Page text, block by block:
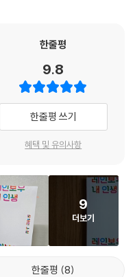
으로 우리 같은 사람들을 품
서
한줄평
9.8
한줄평 쓰기
혜택 및 유의사항
9
더보기
한줄평 8